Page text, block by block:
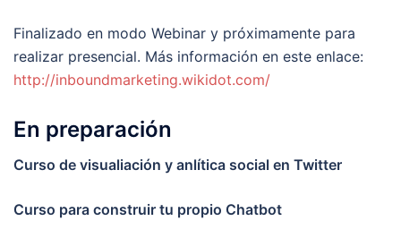
Finalizado en modo Webinar y próximamente para
realizar presencial. Más información en este enlace:
http://inboundmarketing.wikidot.com/
En preparación
Curso de visualiación y anlítica social en Twitter
Curso para construir tu propio Chatbot